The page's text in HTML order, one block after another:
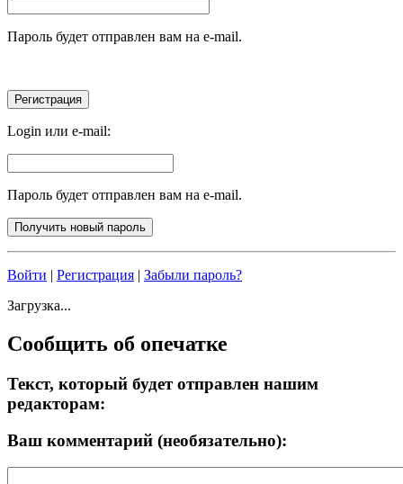
Пароль будет отправлен вам на e-mail.
Login или e-mail:
Пароль будет отправлен вам на e-mail.
Войти | Регистрация | Забыли пароль?
Загрузка...
Сообщить об опечатке
Текст, который будет отправлен нашим
редакторам:
Ваш комментарий (необязательно):